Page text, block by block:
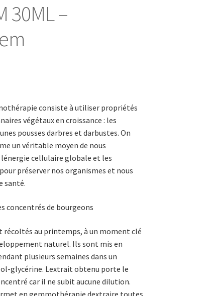
30ML –
consiste à utiliser propriétés
végétaux en croissance : les
pousses darbres et darbustes. On
un véritable moyen de nous
cellulaire globale et les
préserver nos organismes et nous
santé.
concentrés de bourgeons
récoltés au printemps, à un moment clé
naturel. Ils sont mis en
plusieurs semaines dans un
glycérine. Lextrait obtenu porte le
car il ne subit aucune dilution.
en gemmothérapie dextraire toutes